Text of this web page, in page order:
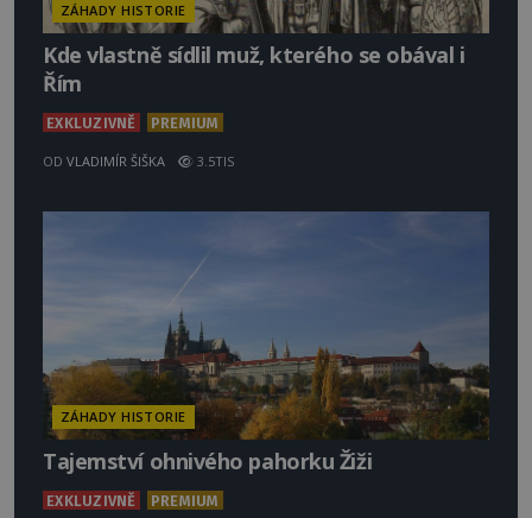
ZÁHADY HISTORIE
Kde vlastně sídlil muž, kterého se obával i
Řím
EXKLUZIVNĚ PREMIUM
OD VLADIMÍR ŠIŠKA 3.5TIS
ZÁHADY HISTORIE
Tajemství ohnivého pahorku Žiži
EXKLUZIVNĚ PREMIUM